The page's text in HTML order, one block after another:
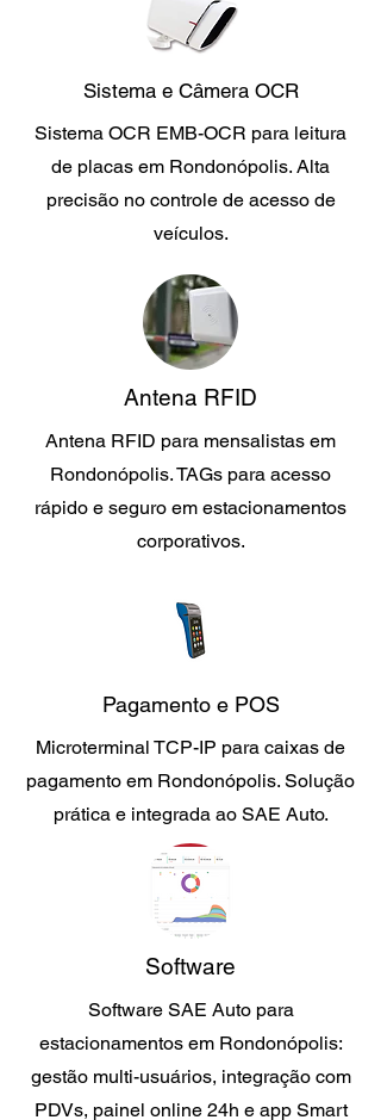
Sistema e Câmera OCR
Sistema OCR EMB-OCR para leitura
de placas em Rondonópolis. Alta
precisão no controle de acesso de
veículos.
Antena RFID
Antena RFID para mensalistas em
Rondonópolis. TAGs para acesso
rápido e seguro em estacionamentos
corporativos.
Pagamento e POS
Microterminal TCP-IP para caixas de
pagamento em Rondonópolis. Solução
prática e integrada ao SAE Auto.
Software
Software SAE Auto para
estacionamentos em Rondonópolis:
gestão multi-usuários, integração com
PDVs, painel online 24h e app Smart